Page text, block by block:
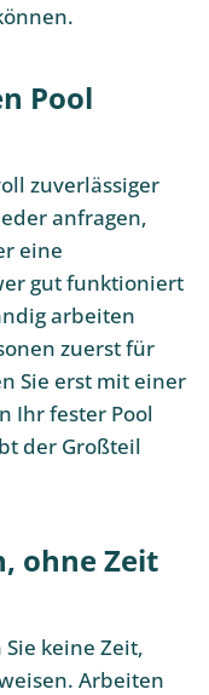
Pool
zuverlässiger
anfragen,
eine
gut funktioniert
arbeiten
zuerst für
Sie erst mit einer
Ihr fester Pool
der Großteil
ohne Zeit
keine Zeit,
Arbeiten